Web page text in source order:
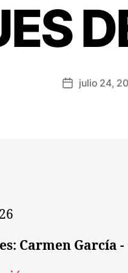
julio 24,
Carmen García